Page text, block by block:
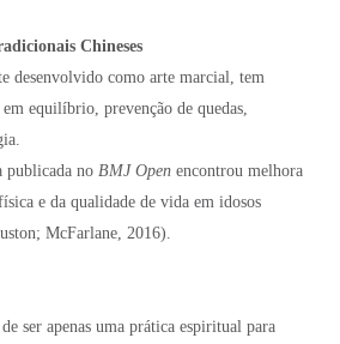
Chineses
desenvolvido como arte marcial, tem
equilíbrio, prevenção de quedas,
publicada no BMJ Open encontrou melhora
e da qualidade de vida em idosos
McFarlane, 2016).
ser apenas uma prática espiritual para